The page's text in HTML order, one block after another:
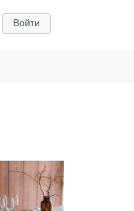
Войти